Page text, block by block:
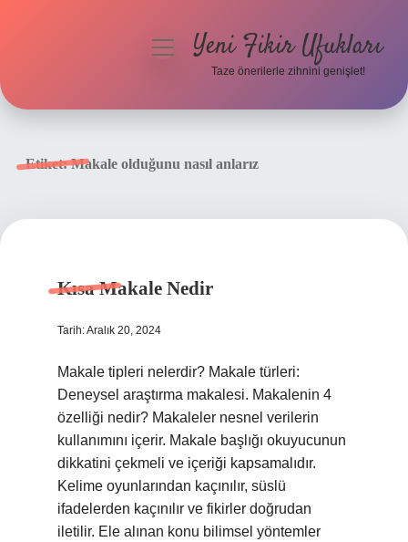
menüyüYeni Fikir Ufukları
Taze önerilerle zihnini genişlet!
Etiket:Makale olduğunu nasıl anlarız
Kısa Makale Nedir
Tarih: Aralık 20, 2024
Makale tipleri nelerdir? Makale türleri:
Deneysel araştırma makalesi. Makalenin 4
özelliği nedir? Makaleler nesnel verilerin
kullanımını içerir. Makale başlığı okuyucunun
dikkatini çekmeli ve içeriği kapsamalıdır.
Kelime oyunlarından kaçınılır, süslü
ifadelerden kaçınılır ve fikirler doğrudan
iletilir. Ele alınan konu bilimsel yöntemler